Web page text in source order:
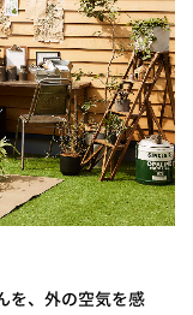
を、外の空気を感